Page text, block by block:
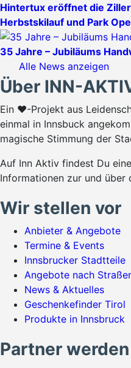
Hintertux eröffnet die
Herbstskilauf und Park
35 Jahre – Jubiläums
Alle News anzeigen
Über INN-
Ein ♥-Projekt aus
einmal in Innsbuck
magische Stimmung der
Auf Inn Aktiv findest Du
Informationen zur und über
Wir stellen vor
Anbieter & Angebote
Termine & Events
Innsbrucker Stadtteile
Angebote nach
News & Aktuelles
Geschenkefinder Tirol
Produkte in Innsbruck
Partner werden